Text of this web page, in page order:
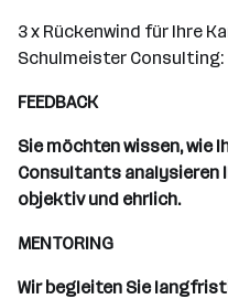
3 x Rückenwind für Ihre
Schulmeister Consulting:
FEEDBACK
Sie möchten wissen, wie
Consultants analysieren
objektiv und ehrlich.
MENTORING
Wir begleiten Sie